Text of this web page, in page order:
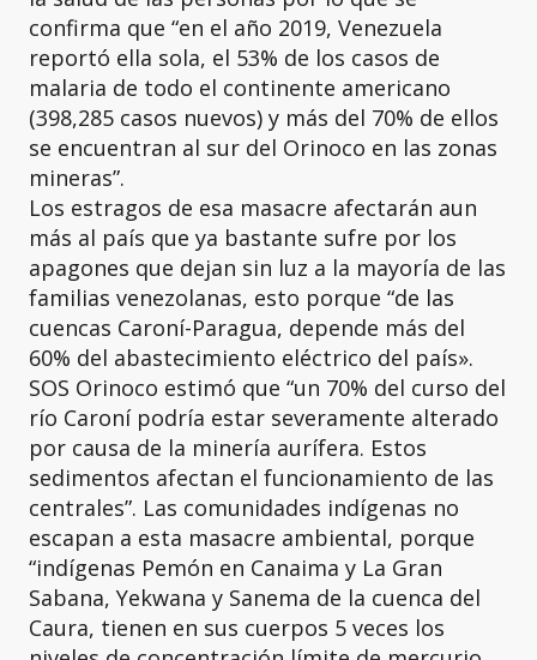
confirma que “en el año 2019, Venezuela
reportó ella sola, el 53% de los casos de
malaria de todo el continente americano
(398,285 casos nuevos) y más del 70% de ellos
se encuentran al sur del Orinoco en las zonas
mineras”.
Los estragos de esa masacre afectarán aun
más al país que ya bastante sufre por los
apagones que dejan sin luz a la mayoría de las
familias venezolanas, esto porque “de las
cuencas Caroní-Paragua, depende más del
60% del abastecimiento eléctrico del país».
SOS Orinoco estimó que “un 70% del curso del
río Caroní podría estar severamente alterado
por causa de la minería aurífera. Estos
sedimentos afectan el funcionamiento de las
centrales”. Las comunidades indígenas no
escapan a esta masacre ambiental, porque
“indígenas Pemón en Canaima y La Gran
Sabana, Yekwana y Sanema de la cuenca del
Caura, tienen en sus cuerpos 5 veces los